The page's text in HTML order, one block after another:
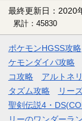
最終更新日：2020
累計：45830
ポケモンHGSS攻略
ケモンダイパ攻略
コ攻略
アルトネ
タズム攻略
リー
聖剣伝説4・